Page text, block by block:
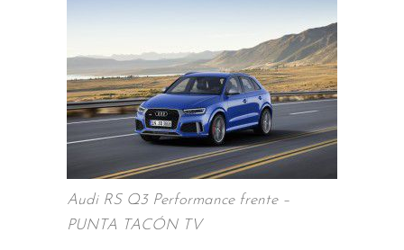
Audi RS Q3 Performance frente –
PUNTA TACÓN TV